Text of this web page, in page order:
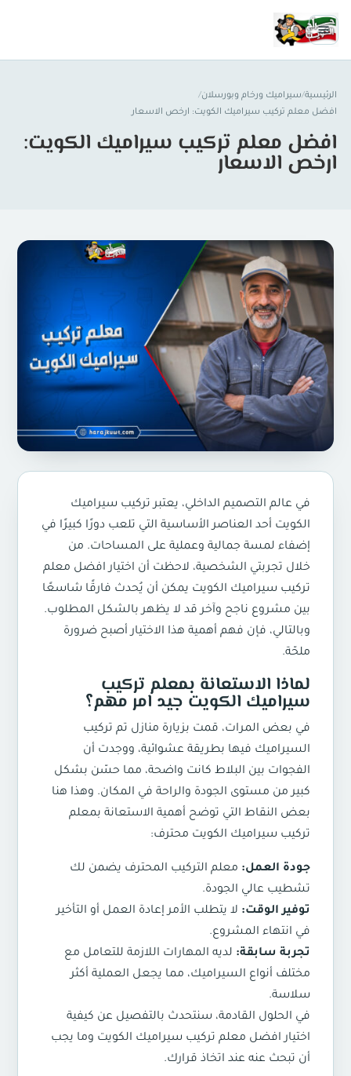
الرئيسية/سيراميك ورخام وبورسلان/
افضل معلم تركيب سيراميك الكويت: ارخص الاسعار
افضل معلم تركيب سيراميك الكويت:
ارخص الاسعار
في عالم التصميم الداخلي، يعتبر تركيب سيراميك
الكويت أحد العناصر الأساسية التي تلعب دورًا كبيرًا في
إضفاء لمسة جمالية وعملية على المساحات. من
خلال تجربتي الشخصية، لاحظت أن اختيار افضل معلم
تركيب سيراميك الكويت يمكن أن يُحدث فارقًا شاسعًا
بين مشروع ناجح وآخر قد لا يظهر بالشكل المطلوب.
وبالتالي، فإن فهم أهمية هذا الاختيار أصبح ضرورة
ملحّة.
لماذا الاستعانة بمعلم تركيب
سيراميك الكويت جيد امر مهم؟
في بعض المرات، قمت بزيارة منازل تم تركيب
السيراميك فيها بطريقة عشوائية، ووجدت أن
الفجوات بين البلاط كانت واضحة، مما حسّن بشكل
كبير من مستوى الجودة والراحة في المكان. وهذا هنا
بعض النقاط التي توضح أهمية الاستعانة بمعلم
تركيب سيراميك الكويت محترف:
جودة العمل: معلم التركيب المحترف يضمن لك
تشطيب عالي الجودة.
توفير الوقت: لا يتطلب الأمر إعادة العمل أو التأخير
في انتهاء المشروع.
تجربة سابقة: لديه المهارات اللازمة للتعامل مع
مختلف أنواع السيراميك، مما يجعل العملية أكثر
سلاسة.
في الحلول القادمة، سنتحدث بالتفصيل عن كيفية
اختيار افضل معلم تركيب سيراميك الكويت وما يجب
أن تبحث عنه عند اتخاذ قرارك.